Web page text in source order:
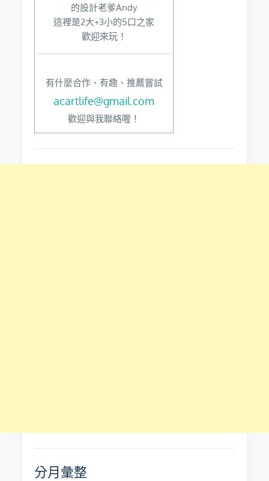
的設計老爹Andy
這裡是2大+3小的5口之家
歡迎來玩！
有什麼合作、有趣、推薦嘗試
acartlife@gmail.com
歡迎與我聯絡喔！
分月彙整